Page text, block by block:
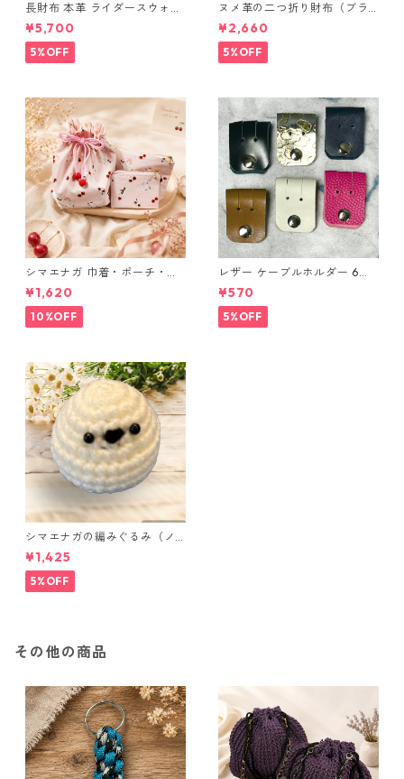
長財布 本革 ライダースウォレ
ット 国産 ヌメ革 ブラウン バ
ングラデシュ l175 レザー 革財
布 ハンドメイド 経年変化
¥5,700
5%OFF
ヌメ革の二つ折り財布（ブラ
ウン系）
¥2,660
5%OFF
シマエナガ 巾着・ポーチ・ミ
ニポーチ(カード収納にも) ３
点セット さくらんぼ柄×淡いピ
ンク
¥1,620
10%OFF
レザー ケーブルホルダー 6個
セット
¥570
5%OFF
シマエナガの編みぐるみ（ノ
ーマル）
¥1,425
5%OFF
その他の商品